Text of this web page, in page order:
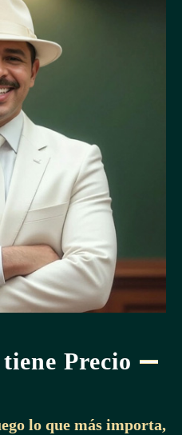
Precio
lo que más importa,